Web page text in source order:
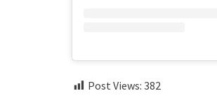
Post Views: 382